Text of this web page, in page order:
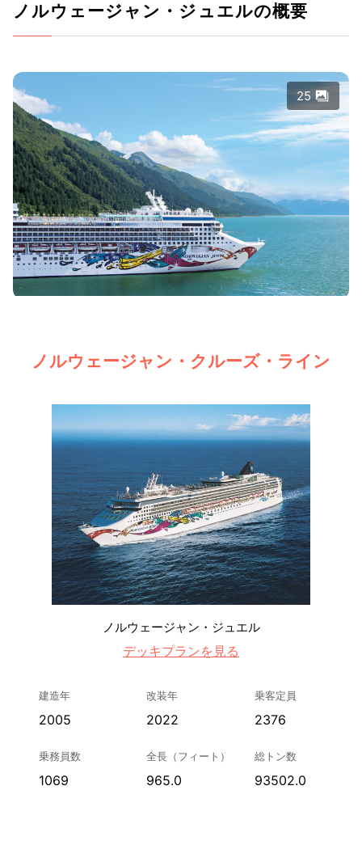
ノルウェージャン・ジュエルの概要
25
ノルウェージャン・クルーズ・ライン
ノルウェージャン・ジュエル
デッキプランを見る
建造年
2005
改装年
2022
乗客定員
2376
乗務員数
1069
全長（フィート）
965.0
総トン数
93502.0